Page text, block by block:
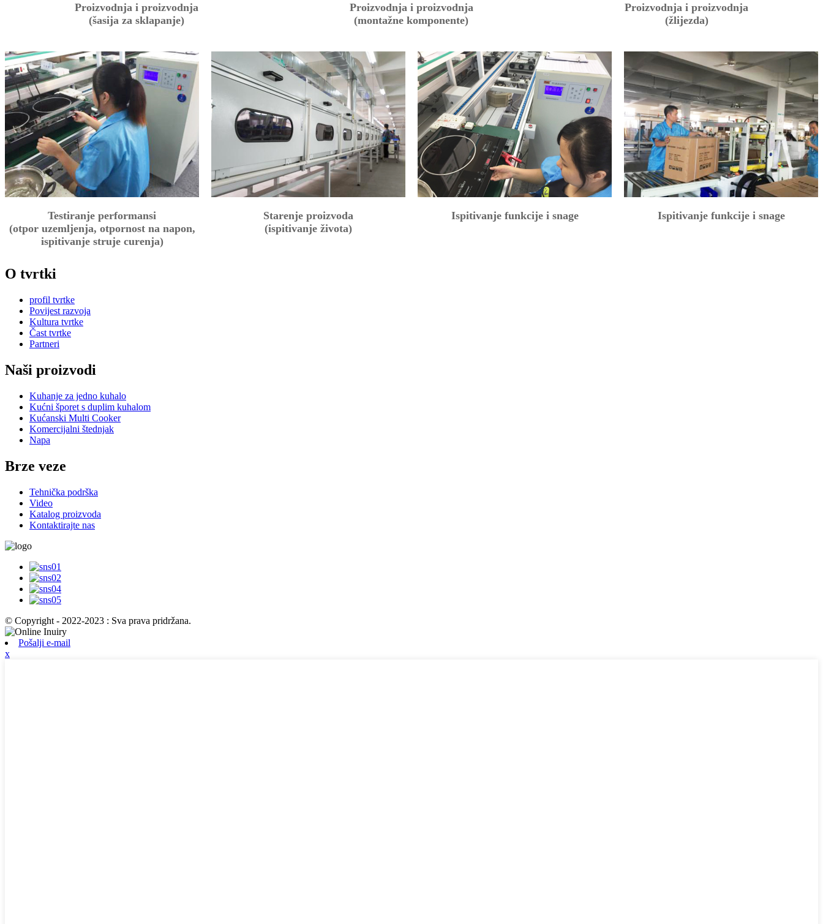
Proizvodnja i proizvodnja
(šasija za sklapanje)
Proizvodnja i proizvodnja
(montažne komponente)
Proizvodnja i proizvodnja
(žlijezda)
Testiranje performansi
(otpor uzemljenja, otpornost na napon,
ispitivanje struje curenja)
Starenje proizvoda
(ispitivanje života)
Ispitivanje funkcije i snage Ispitivanje funkcije i snage
O tvrtki
profil tvrtke
Povijest razvoja
Kultura tvrtke
Čast tvrtke
Partneri
Naši proizvodi
Kuhanje za jedno kuhalo
Kućni šporet s duplim kuhalom
Kućanski Multi Cooker
Komercijalni štednjak
Napa
Brze veze
Tehnička podrška
Video
Katalog proizvoda
Kontaktirajte nas
© Copyright - 2022-2023 : Sva prava pridržana.
Pošalji e-mail
x